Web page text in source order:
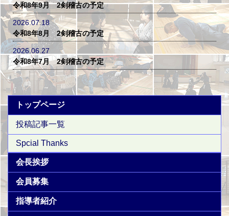
令和8年9月 2剣稽古の予定
2026.07.18
令和8年8月 2剣稽古の予定
2026.06.27
令和8年7月 2剣稽古の予定
トップページ
投稿記事一覧
Spcial Thanks
会長挨拶
会員募集
指導者紹介